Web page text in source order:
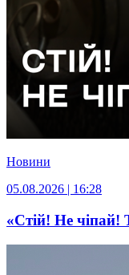
Новини
05.08.2026 | 16:28
«Стій! Не чіпай!